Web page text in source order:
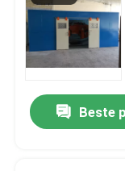
Producten
Video's
Over onsBeste